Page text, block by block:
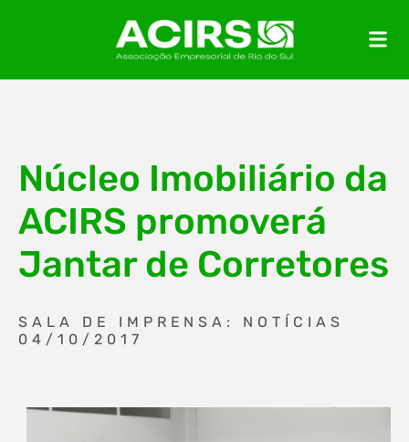
Núcleo Imobiliário da
ACIRS promoverá
Jantar de Corretores
SALA DE IMPRENSA: NOTÍCIAS
04/10/2017